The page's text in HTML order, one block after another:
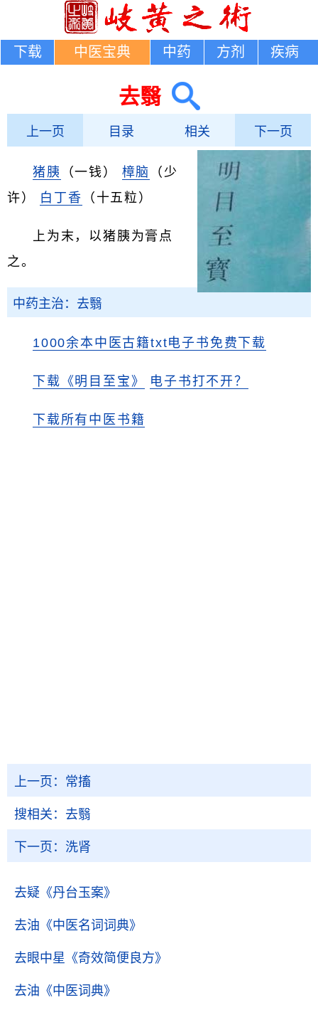
下载 中医宝典 中药 方剂 疾病
去翳
上一页 目录 相关 下一页
猪胰 （一钱） 樟脑
（少
许） 白丁香 （十五粒）
上为末，以猪胰为膏点
之。
中药主治：去翳
1000余本中医古籍txt电子书免费下载
下载《明目至宝》 电子书打不开？
下载所有中医书籍
上一页： 常搐
搜相关： 去翳
下一页： 洗肾
去疑 《丹台玉案》
去油 《中医名词词典》
去眼中星 《奇效简便良方》
去油 《中医词典》